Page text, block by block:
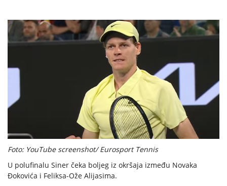
Foto: YouTube screenshot/ Eurosport Tennis
U polufinalu Siner čeka boljeg iz okršaja između Novaka
Đokovića i Feliksa-Ože Alijasima.